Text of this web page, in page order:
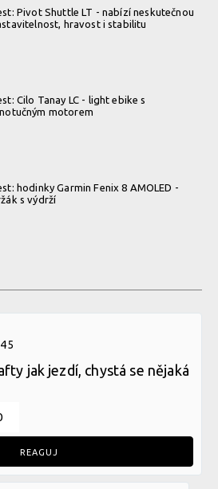
Pivot Shuttle LT - nabízí neskutečnou
hravost i stabilitu
Cilo Tanay LC - light ebike s
motorem
hodinky Garmin Fenix 8 AMOLED -
s výdrží
jak jezdí, chystá se nějaká
REAGUJ